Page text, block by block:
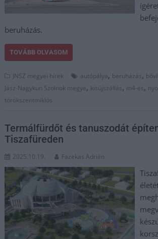
beruházás.
TOVÁBB OLVASOM
JNSZ megyei hírek autópálya, beruházás,
Jász-Nagykun Szolnok megye, kisújszállás, m4-es,
törökszentmiklós
Termálfürdőt és tanuszodát
Tiszafüreden
2025.10.19. Fazekas Adrián